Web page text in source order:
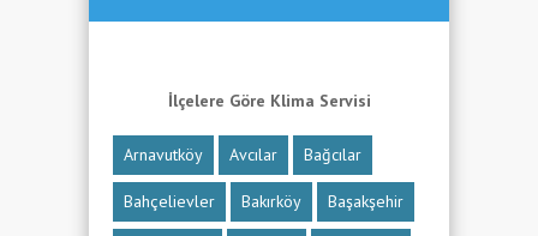
İlçelere Göre Klima Servisi
Arnavutköy Avcılar Bağcılar
Bahçelievler Bakırköy Başakşehir